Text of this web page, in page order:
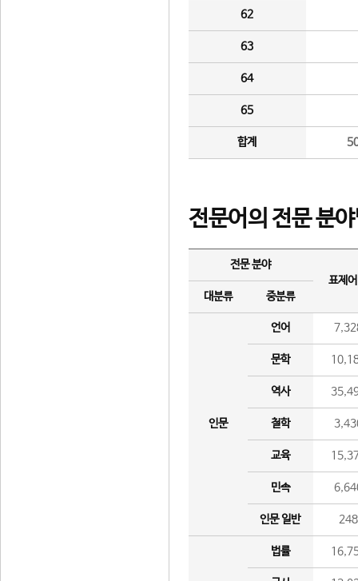
62
63
64
65
합계
전문어의 전문 분
전문 분야
표제
대분류
중분류
인문
언어
문학
역사
철학
교육
민속
인문 일반 248
법률